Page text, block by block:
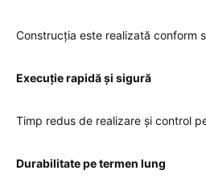
Construcția este realizată conform
Execuție rapidă și sigură
Timp redus de realizare și control
Durabilitate pe termen lung